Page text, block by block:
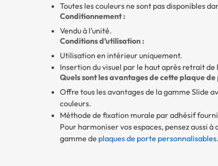
Toutes les couleurs ne sont pas disponibles
Conditionnement :
Vendu à l’unité.
Conditions d’utilisation :
Utilisation en intérieur uniquement.
Insertion du visuel par le haut après retrait
Quels sont les avantages de cette plaque de
Offre tous les avantages de la gamme Slide
couleurs.
Méthode de fixation murale par adhésif
Pour harmoniser vos espaces, pensez aussi
gamme de plaques de porte personnalisables